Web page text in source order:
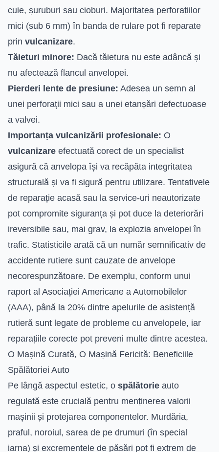
cuie, șuruburi sau cioburi. Majoritatea perforațiilor
mici (sub 6 mm) în banda de rulare pot fi reparate
prin vulcanizare.
Tăieturi minore: Dacă tăietura nu este adâncă și
nu afectează flancul anvelopei.
Pierderi lente de presiune: Adesea un semn al
unei perforații mici sau a unei etanșări defectuoase
a valvei.
Importanța vulcanizării profesionale: O
vulcanizare efectuată corect de un specialist
asigură că anvelopa își va recăpăta integritatea
structurală și va fi sigură pentru utilizare. Tentativele
de reparație acasă sau la service-uri neautorizate
pot compromite siguranța și pot duce la deteriorări
ireversibile sau, mai grav, la explozia anvelopei în
trafic. Statisticile arată că un număr semnificativ de
accidente rutiere sunt cauzate de anvelope
necorespunzătoare. De exemplu, conform unui
raport al Asociației Americane a Automobilelor
(AAA), până la 20% dintre apelurile de asistență
rutieră sunt legate de probleme cu anvelopele, iar
reparațiile corecte pot preveni multe dintre acestea.
O Mașină Curată, O Mașină Fericită: Beneficiile
Spălătoriei Auto
Pe lângă aspectul estetic, o spălătorie auto
regulată este crucială pentru menținerea valorii
mașinii și protejarea componentelor. Murdăria,
praful, noroiul, sarea de pe drumuri (în special
iarna) și excrementele de păsări pot fi extrem de